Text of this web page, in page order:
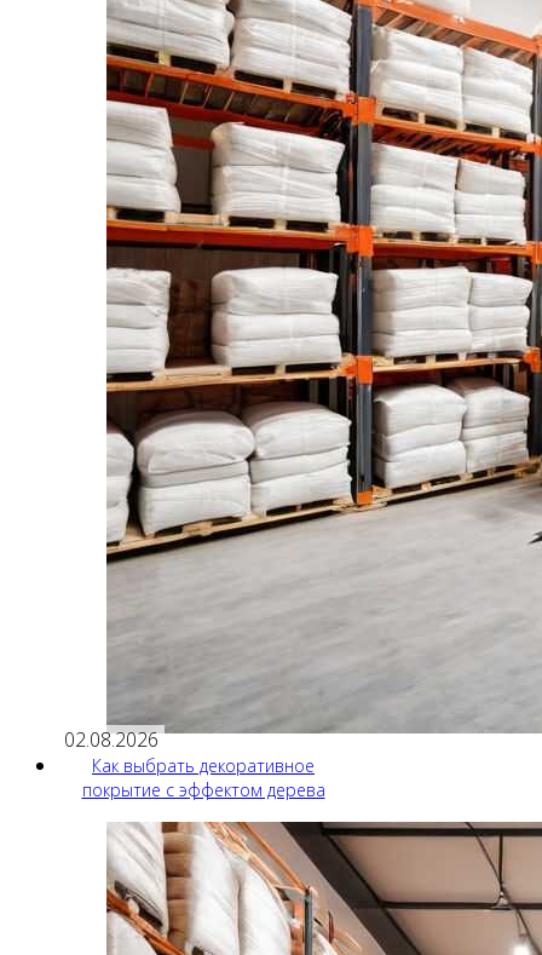
02.08.2026
Как выбрать декоративное
покрытие с эффектом дерева